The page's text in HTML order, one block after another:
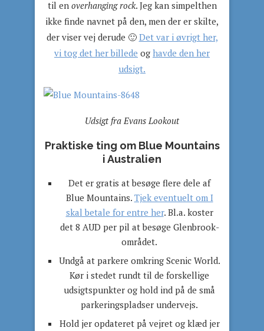
til en overhanging rock. Jeg kan simpelthen
ikke finde navnet på den, men der er skilte,
der viser vej derude 🙂 Det var i øvrigt her,
vi tog det her billede og havde den her
udsigt.
Udsigt fra Evans Lookout
Praktiske ting om Blue Mountains
i Australien
Det er gratis at besøge flere dele af
Blue Mountains. Tjek eventuelt om I
skal betale for entre her. Bl.a. koster
det 8 AUD per pil at besøge Glenbrook-
området.
Undgå at parkere omkring Scenic World.
Kør i stedet rundt til de forskellige
udsigtspunkter og hold ind på de små
parkeringspladser undervejs.
Hold jer opdateret på vejret og klæd jer